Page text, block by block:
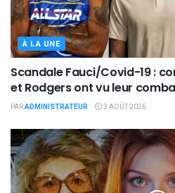
À LA UNE
Scandale Fauci/Covid-19 :
et Rodgers ont vu leur
PARADMINISTRATEUR 3 AOÛT 2026